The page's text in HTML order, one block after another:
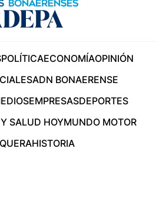
POLÍTICAECONOMÍAOPINIÓN
ADN BONAERENSE
EMPRESASDEPORTES
SALUD HOYMUNDO MOTOR
HISTORIA